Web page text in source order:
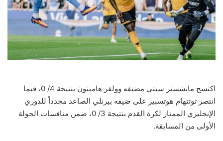
اكتسح مانشستر سيتي مضيفه وولفر هامبتون بنتيجة 4/ 0، فيما
انتصر توتنهام هوتسبير على ضيفه بيرنلي الصاعد مجدداً للدوري
الإنجليزي الممتاز لكرة القدم بنتيجة 3/ 0، ضمن منافسات الجولة
الأولى من المسابقة.